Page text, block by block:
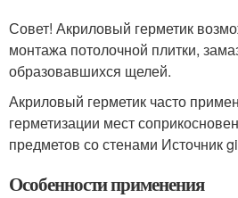
Совет! Акриловый герметик
монтажа потолочной плитки,
образовавшихся щелей.
Акриловый герметик часто
герметизации мест
предметов со стенами Источник
Особенности применения